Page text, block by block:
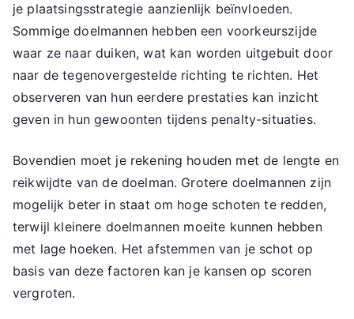
je plaatsingsstrategie aanzienlijk beïnvloeden.
Sommige doelmannen hebben een voorkeurszijde
waar ze naar duiken, wat kan worden uitgebuit door
naar de tegenovergestelde richting te richten. Het
observeren van hun eerdere prestaties kan inzicht
geven in hun gewoonten tijdens penalty-situaties.
Bovendien moet je rekening houden met de lengte en
reikwijdte van de doelman. Grotere doelmannen zijn
mogelijk beter in staat om hoge schoten te redden,
terwijl kleinere doelmannen moeite kunnen hebben
met lage hoeken. Het afstemmen van je schot op
basis van deze factoren kan je kansen op scoren
vergroten.